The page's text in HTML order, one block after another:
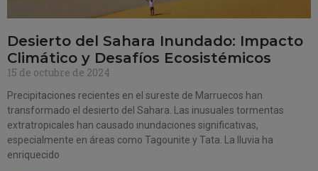
Desierto del Sahara Inundado: Impacto
Climático y Desafíos Ecosistémicos
15 de octubre de 2024
Precipitaciones recientes en el sureste de Marruecos han
transformado el desierto del Sahara. Las inusuales tormentas
extratropicales han causado inundaciones significativas,
especialmente en áreas como Tagounite y Tata. La lluvia ha
enriquecido